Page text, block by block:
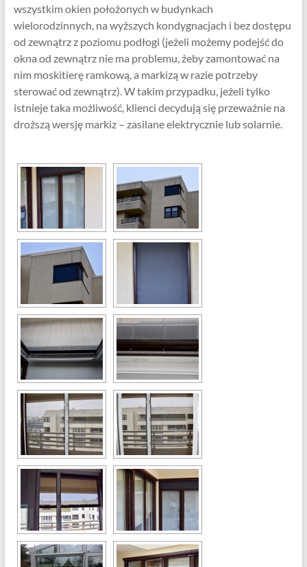
wszystkim okien położonych w budynkach
wielorodzinnych, na wyższych kondygnacjach i bez dostępu
od zewnątrz z poziomu podłogi (jeżeli możemy podejść do
okna od zewnątrz nie ma problemu, żeby zamontować na
nim moskitierę ramkową, a markizą w razie potrzeby
sterować od zewnątrz). W takim przypadku, jeżeli tylko
istnieje taka możliwość, klienci decydują się przeważnie na
droższą wersję markiz – zasilane elektrycznie lub solarnie.